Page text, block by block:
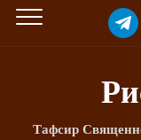
Тафсир